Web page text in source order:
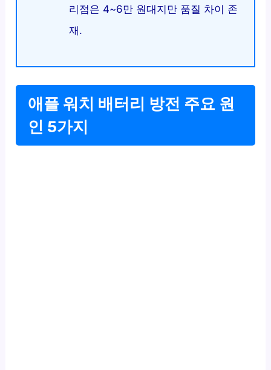
리점은 4~6만 원대지만 품질 차이 존
재.
애플 워치 배터리 방전 주요 원
인 5가지